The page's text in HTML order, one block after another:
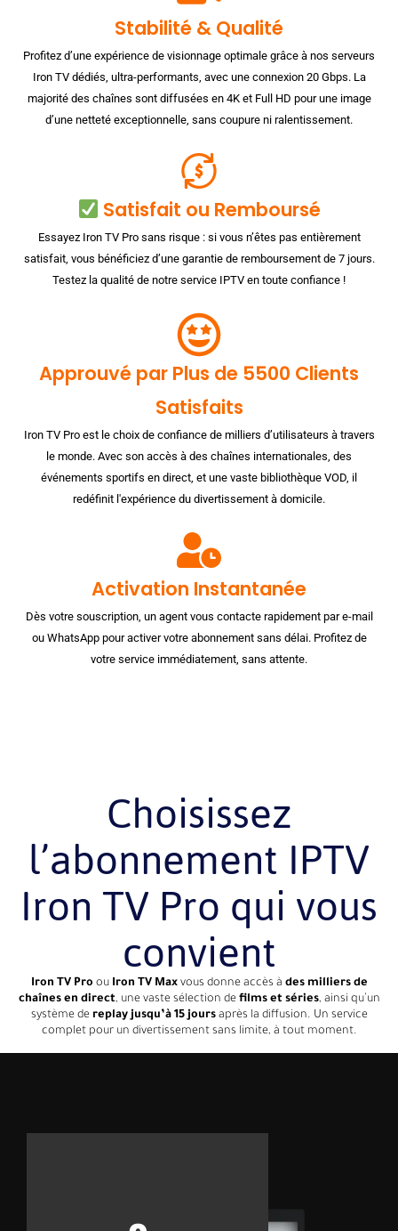
Stabilité & Qualité
Profitez d’une expérience de visionnage optimale grâce à nos serveurs
Iron TV dédiés, ultra-performants, avec une connexion 20 Gbps. La
majorité des chaînes sont diffusées en 4K et Full HD pour une image
d’une netteté exceptionnelle, sans coupure ni ralentissement.
Satisfait ou Remboursé
Essayez Iron TV Pro sans risque : si vous n’êtes pas entièrement
satisfait, vous bénéficiez d’une garantie de remboursement de 7 jours.
Testez la qualité de notre service IPTV en toute confiance !
Approuvé par Plus de 5500 Clients
Satisfaits
Iron TV Pro est le choix de confiance de milliers d’utilisateurs à travers
le monde. Avec son accès à des chaînes internationales, des
événements sportifs en direct, et une vaste bibliothèque VOD, il
redéfinit l'expérience du divertissement à domicile.
Activation Instantanée
Dès votre souscription, un agent vous contacte rapidement par e-mail
ou WhatsApp pour activer votre abonnement sans délai. Profitez de
votre service immédiatement, sans attente.
Choisissez
l’abonnement IPTV
Iron TV Pro qui vous
convient
Iron TV Pro ou Iron TV Maxvous donne accès à des milliers de
chaînes en direct, une vaste sélection de films et séries, ainsi qu’un
système de replay jusqu’à 15 joursaprès la diffusion. Un service
complet pour un divertissement sans limite, à tout moment.